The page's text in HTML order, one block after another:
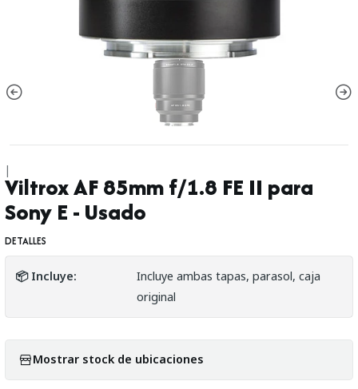
|
Viltrox AF 85mm f/1.8 FE II para
Sony E - Usado
DETALLES
📦 Incluye:
Incluye ambas tapas, parasol, caja
original
Mostrar stock de ubicaciones